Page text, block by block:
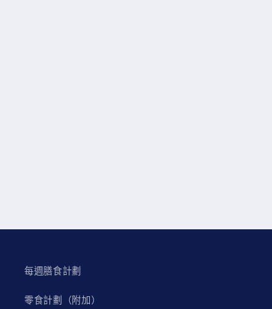
每週膳食計劃
零食計劃（附加）